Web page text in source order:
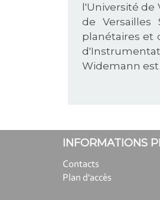
l'Université de
de Versailles
planétaires et
Widemann est
INFORMATIONS
Contacts
Plan d'accès